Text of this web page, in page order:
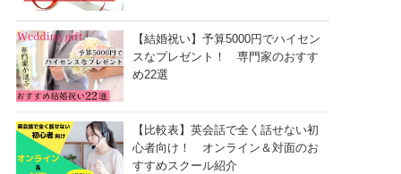
【結婚祝い】予算5000円でハイセン
スなプレゼント！ 専門家のおすす
め22選
【比較表】英会話で全く話せない初
心者向け！ オンライン＆対面のお
すすめスクール紹介